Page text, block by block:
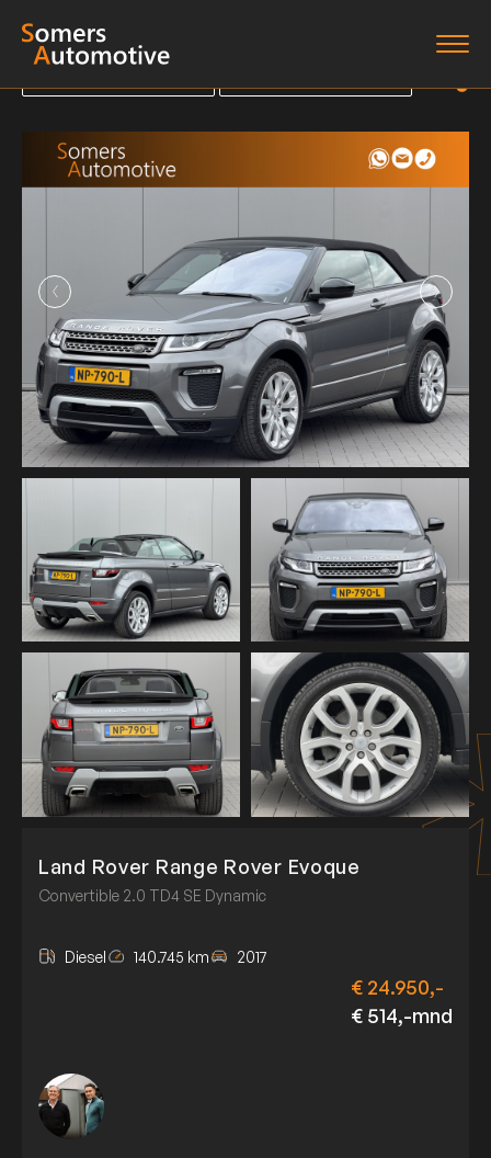
Diensten
Over ons
Verkocht
Contact
Terug naar overzicht
Terug naar overzicht
Land Rover Range Rover Evoque
Convertible 2.0 TD4 SE Dynamic
Diesel 140.745 km 2017
€ 24.950,-
€ 514,-mnd